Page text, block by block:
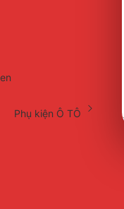
Phụ kiện Ô TÔ